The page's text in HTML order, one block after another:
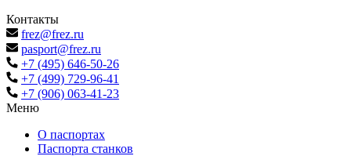
Контакты
frez@frez.ru
pasport@frez.ru
+7 (495) 646-50-26
+7 (499) 729-96-41
+7 (906) 063-41-23
Меню
О паспортах
Паспорта станков